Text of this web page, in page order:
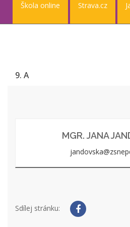
Škola online Strava.cz
9. A
MGR. JANA
Sdílej stránku: